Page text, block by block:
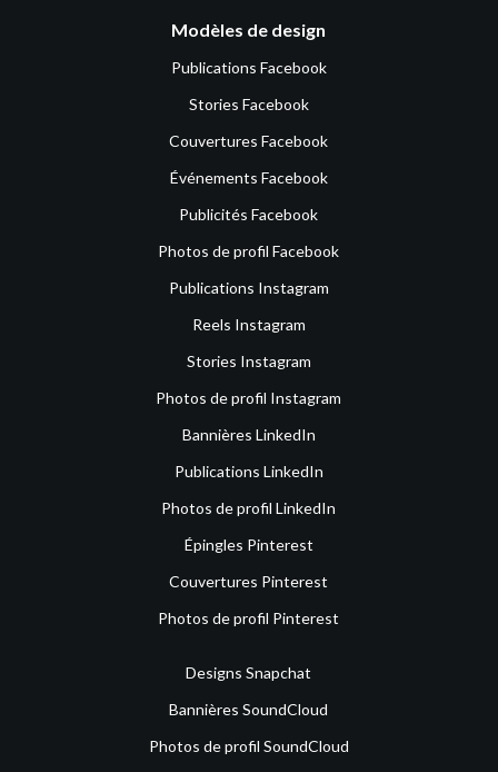
Modèles de design
Publications Facebook
Stories Facebook
Couvertures Facebook
Événements Facebook
Publicités Facebook
Photos de profil Facebook
Publications Instagram
Reels Instagram
Stories Instagram
Photos de profil Instagram
Bannières LinkedIn
Publications LinkedIn
Photos de profil LinkedIn
Épingles Pinterest
Couvertures Pinterest
Photos de profil Pinterest
Designs Snapchat
Bannières SoundCloud
Photos de profil SoundCloud